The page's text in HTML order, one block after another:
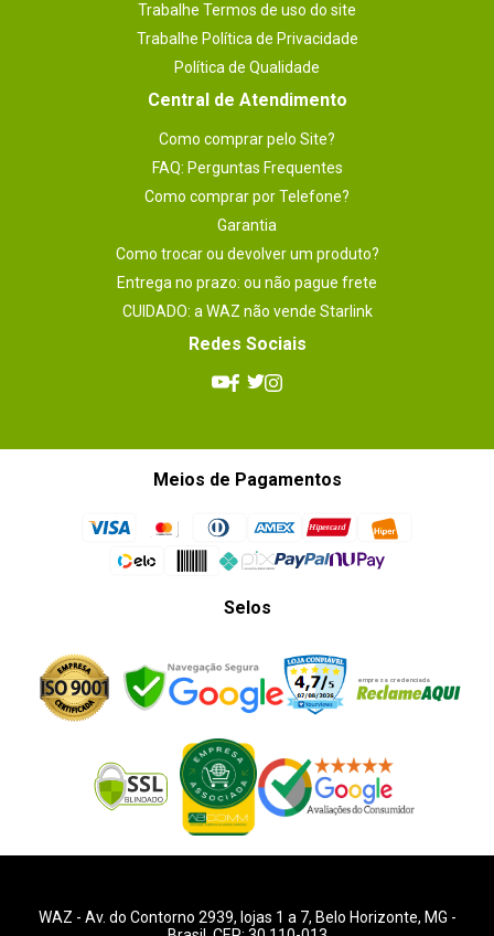
Trabalhe Termos de uso do site
Trabalhe Política de Privacidade
Política de Qualidade
Central de Atendimento
Como comprar pelo Site?
FAQ: Perguntas Frequentes
Como comprar por Telefone?
Garantia
Como trocar ou devolver um produto?
Entrega no prazo: ou não pague frete
CUIDADO: a WAZ não vende Starlink
Redes Sociais
Meios de Pagamentos
Selos
WAZ - Av. do Contorno 2939, lojas 1 a 7, Belo Horizonte, MG -